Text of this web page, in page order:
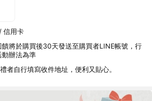
信用卡
饋將於購買後30天發送至購買者LINE帳號，行
辦法為準
者自行填寫收件地址，便利又貼心。